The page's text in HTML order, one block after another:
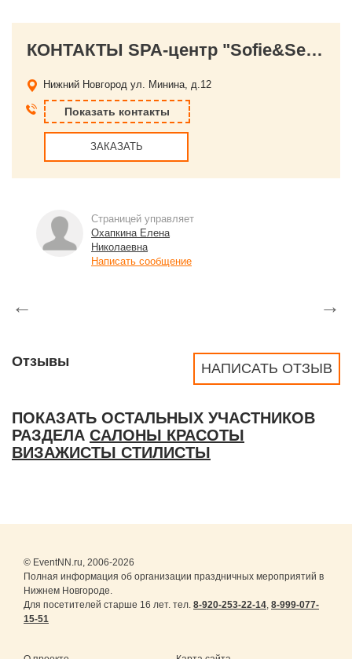
КОНТАКТЫ SPA-центр "Sofie&Serge"
Нижний Новгород ул. Минина, д.12
Показать контакты
ЗАКАЗАТЬ
Страницей управляет
Охапкина Елена
Николаевна
Написать сообщение
← →
НАПИСАТЬ ОТЗЫВ
Отзывы
ПОКАЗАТЬ ОСТАЛЬНЫХ УЧАСТНИКОВ
РАЗДЕЛА САЛОНЫ КРАСОТЫ
ВИЗАЖИСТЫ СТИЛИСТЫ
© EventNN.ru, 2006-2026
Полная информация об организации праздничных мероприятий в
Нижнем Новгороде.
Для посетителей старше 16 лет. тел. 8-920-253-22-14, 8-999-077-
15-51